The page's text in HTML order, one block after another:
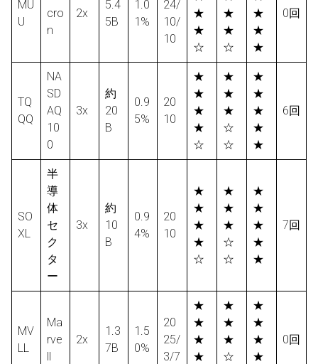
MU
U
cro
n
2x
5.4
5B
1.0
1%
24/
10/
10
★
★
☆
★
★
☆
★
★
★
0回
TQ
QQ
NA
SD
AQ
10
0
3x
約
20
B
0.9
5%
20
10
★
★
★
★
☆
★
★
★
☆
☆
★
★
★
★
★
6回
SO
XL
半
導
体
セ
ク
タ
ー
3x
約
10
B
0.9
4%
20
10
★
★
★
★
☆
★
★
★
☆
☆
★
★
★
★
★
7回
MV
LL
Ma
rve
ll
2x
1.3
7B
1.5
0%
20
25/
3/7
★
★
★
★
★
★
★
☆
★
★
★
★
0回